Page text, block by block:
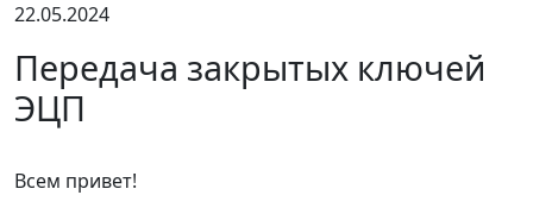
22.05.2024
Передача закрытых ключей
ЭЦП
Всем привет!